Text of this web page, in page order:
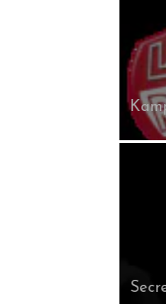
Secrets of the Moon